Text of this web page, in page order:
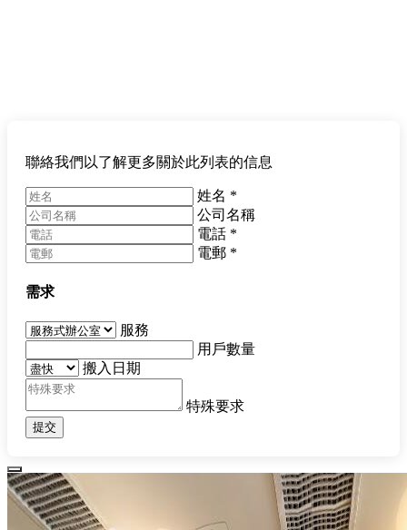
聯絡我們以了解更多關於此列表的信息
姓名 *
公司名稱
電話 *
電郵 *
需求
服務
用戶數量
搬入日期
特殊要求
提交